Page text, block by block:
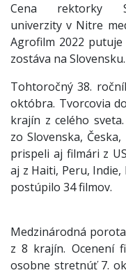
Cena rektorky
univerzity v Nitre
Agrofilm 2022 putuje
zostáva na Slovensku.
Tohtoročný 38.
októbra. Tvorcovia
krajín z celého
zo Slovenska,
prispeli aj filmári z
aj z Haiti, Peru,
postúpilo 34 filmov.
Medzinárodná
z 8 krajín. Ocenení
osobne stretnúť 7.